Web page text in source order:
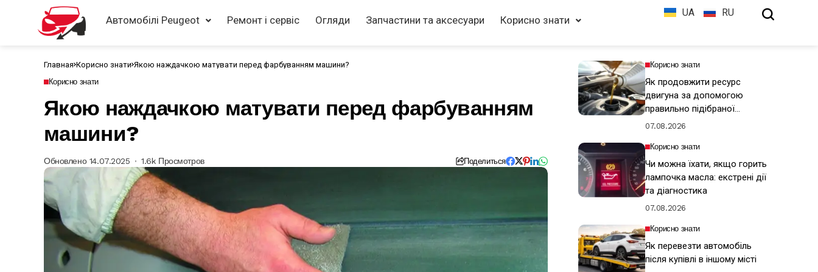
Автомобілі Peugeot Ремонт і сервіс Огляди Запчастини та аксесуари Корисно знати
UA RU
Главная Корисно знати Якою наждачкою матувати перед фарбуванням машини?
Корисно знати
Якою наждачкою матувати перед фарбуванням
машини?
Обновлено 14.07.2025 1.6k Просмотров Поделиться
Корисно знати
Як продовжити ресурс
двигуна за допомогою
правильно підібраної
моторної оливи
07.08.2026
Корисно знати
Чи можна їхати, якщо горить
лампочка масла: екстрені дії
та діагностика
07.08.2026
Корисно знати
Як перевезти автомобіль
після купівлі в іншому місті